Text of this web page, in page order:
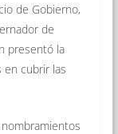
de Gobierno,
de
presentó la
en cubrir las